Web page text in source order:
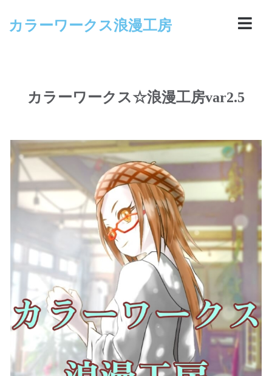
カラーワークス浪漫工房
カラーワークス☆浪漫工房var2.5